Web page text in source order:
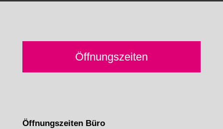
Öffnungszeiten
Öffnungszeiten Büro